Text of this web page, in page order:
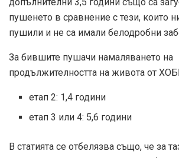
пушенето в сравнение с тези, които
пушили и не са имали белодробни
За бившите пушачи намаляването на
продължителността на живота от
етап 2: 1,4 години
етап 3 или 4: 5,6 години
В статията се отбелязва също, че за